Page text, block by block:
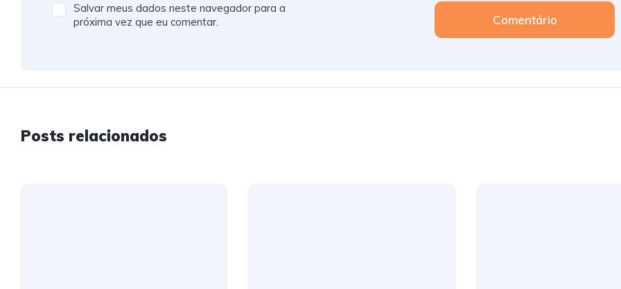
Salvar meus dados neste navegador para a
próxima vez que eu comentar.
Comentário
Posts relacionados